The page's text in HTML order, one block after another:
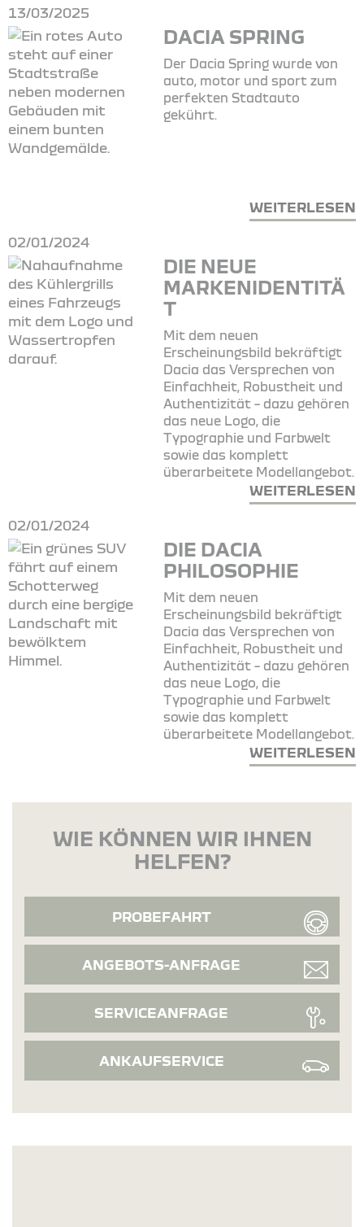
13/03/2025
DACIA SPRING
Der Dacia Spring wurde von
auto, motor und sport zum
perfekten Stadtauto
gekührt.
WEITERLESEN
02/01/2024
DIE NEUE
MARKENIDENTITÄ
T
Mit dem neuen
Erscheinungsbild bekräftigt
Dacia das Versprechen von
Einfachheit, Robustheit und
Authentizität – dazu gehören
das neue Logo, die
Typographie und Farbwelt
sowie das komplett
überarbeitete Modellangebot.
WEITERLESEN
02/01/2024
DIE DACIA
PHILOSOPHIE
Mit dem neuen
Erscheinungsbild bekräftigt
Dacia das Versprechen von
Einfachheit, Robustheit und
Authentizität – dazu gehören
das neue Logo, die
Typographie und Farbwelt
sowie das komplett
überarbeitete Modellangebot.
WEITERLESEN
WIE KÖNNEN WIR IHNEN
HELFEN?
PROBEFAHRT
ANGEBOTS-ANFRAGE
SERVICEANFRAGE
ANKAUFSERVICE